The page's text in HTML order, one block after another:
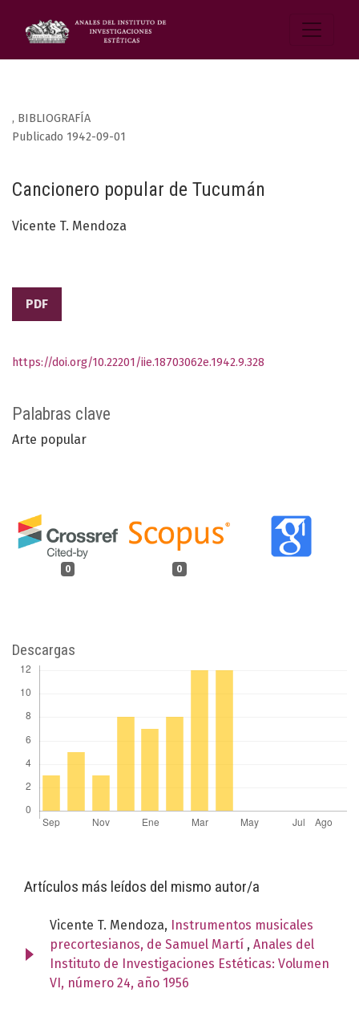
, BIBLIOGRAFÍA
Cancionero popular de Tucumán
Publicado 1942-09-01
Vicente T. Mendoza
PDF
Palabras clave
Arte popular
0 0
https://doi.org/10.22201/iie.18703062e.1942.9.328
Descargas
Artículos más leídos del mismo autor/a
Vicente T. Mendoza, Instrumentos musicales
precortesianos, de Samuel Martí , Anales del
Instituto de Investigaciones Estéticas: Volumen
VI, número 24, año 1956